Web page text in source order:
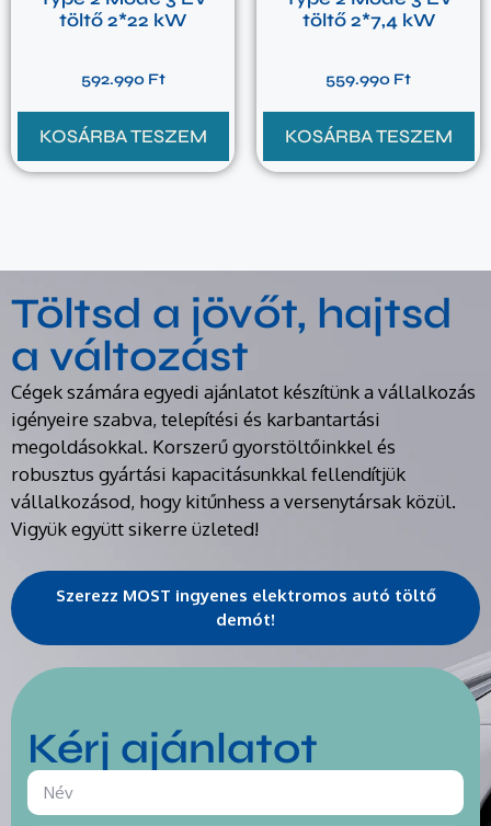
töltő 2*22 kW
592.990 Ft
KOSÁRBA TESZEM
töltő 2*7,4 kW
559.990 Ft
KOSÁRBA TESZEM
Töltsd a jövőt, hajtsd
a változást
Cégek számára egyedi ajánlatot készítünk a vállalkozás
igényeire szabva, telepítési és karbantartási
megoldásokkal. Korszerű gyorstöltőinkkel és
robusztus gyártási kapacitásunkkal fellendítjük
vállalkozásod, hogy kitűnhess a versenytársak közül.
Vigyük együtt sikerre üzleted!
Szerezz MOST ingyenes elektromos autó töltő
demót!
Kérj ajánlatot